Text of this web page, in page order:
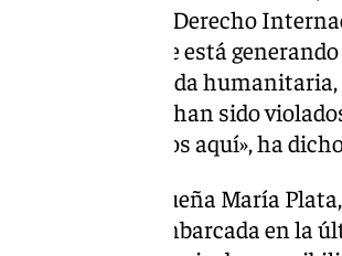
y violación del Derecho
criminal que está
iban a llevar ayuda
eso, sus derechos han sido
podemos tenerlos aquí», ha
activista malagueña María
y embarcada en la